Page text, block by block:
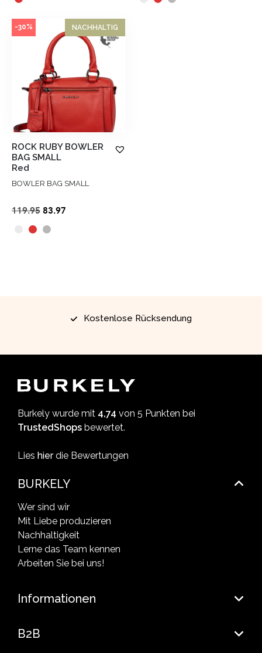
€79.95€55.97.
war:
NACHHALTIG
-30%
ROCK RUBY BOWLER
BAG SMALL
Red
BOWLER BAG SMALL
119.95 Ursprünglicher
Preis
war:
83.97
Kostenlose Rücksendung
Burkely wurde mit 4,74 von 5 Punkten bei
TrustedShops bewertet.
Lies hierdie Bewertungen
BURKELY
Wer sind wir
Mit Liebe produzieren
Nachhaltigkeit
Lerne das Team kennen
Arbeiten Sie bei uns!
Informationen
B2B